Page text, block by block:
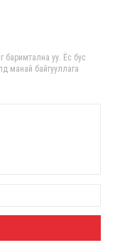
баримтална уу. Ёс бус
манай байгууллага